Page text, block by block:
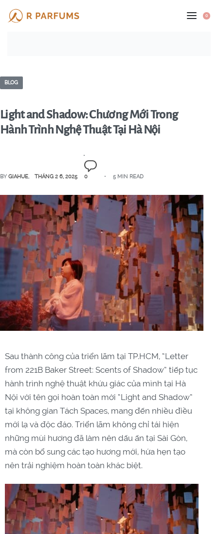
0
BLOG
Light and Shadow: Chương Mới Trong
Hành Trình Nghệ Thuật Tại Hà Nội
BYGIAHUE THÁNG 2 6, 2025 0 5 MIN READ
Sau thành công của triển lãm tại TP.HCM, “Letter
from 221B Baker Street: Scents of Shadow” tiếp tục
hành trình nghệ thuật khứu giác của mình tại Hà
Nội với tên gọi hoàn toàn mới “Light and Shadow”
tại không gian Tách Spaces, mang đến nhiều điều
mới lạ và độc đáo. Triển lãm không chỉ tái hiện
những mùi hương đã làm nên dấu ấn tại Sài Gòn,
mà còn bổ sung các tạo hương mới, hứa hẹn tạo
nên trải nghiệm hoàn toàn khác biệt.